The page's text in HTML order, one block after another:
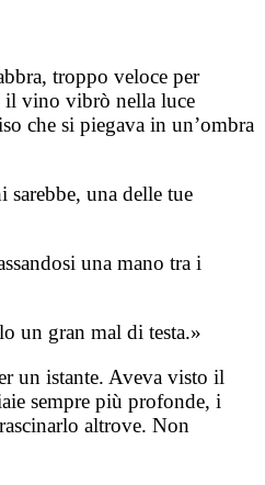
troppo veloce per
il vino vibrò nella luce
che si piegava in un’ombra
sarebbe, una delle tue
una mano tra i
un gran mal di testa.»
un istante. Aveva visto il
sempre più profonde, i
altrove. Non